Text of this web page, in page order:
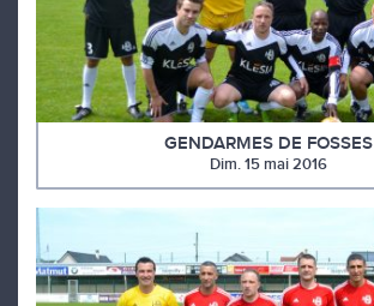
GENDARMES DE FOSSES
Dim. 15 mai 2016